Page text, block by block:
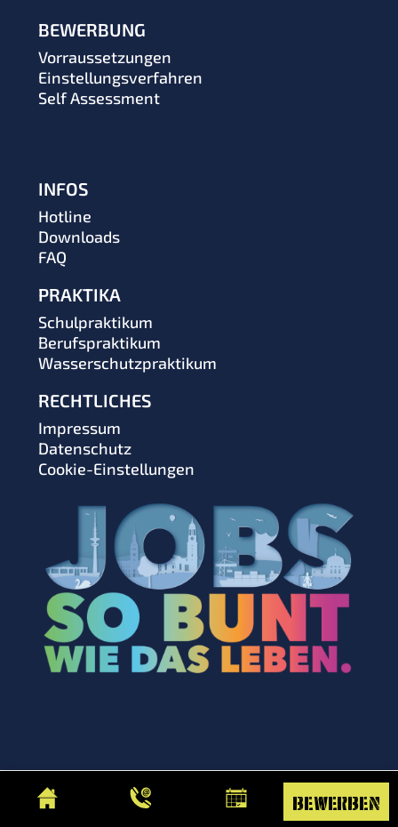
BEWERBUNG
Vorraussetzungen
Einstellungsverfahren
Self Assessment
INFOS
Hotline
Downloads
FAQ
PRAKTIKA
Schulpraktikum
Berufspraktikum
Wasserschutzpraktikum
RECHTLICHES
Impressum
Datenschutz
Cookie-Einstellungen
bewerben